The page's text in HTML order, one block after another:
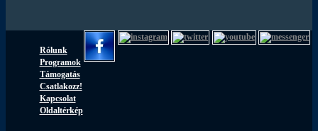
Rólunk
Programok
Támogatás
Csatlakozz!
Kapcsolat
Oldaltérkép